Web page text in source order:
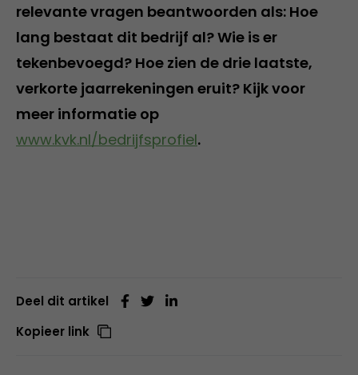
relevante vragen beantwoorden als: Hoe
lang bestaat dit bedrijf al? Wie is er
tekenbevoegd? Hoe zien de drie laatste,
verkorte jaarrekeningen eruit? Kijk voor
meer informatie op
www.kvk.nl/bedrijfsprofiel.
Deel dit artikel
Kopieer link